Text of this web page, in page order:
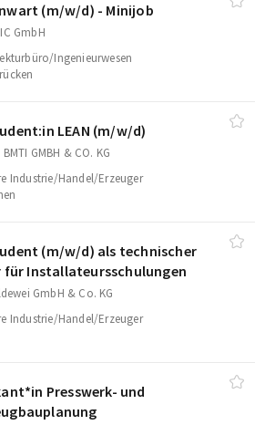
(m/​w/​d) - Minijob
GmbH
Ingenieurwesen
LEAN (m/​w/​d)
BMTI GMBH & CO. KG
Industrie/Handel/Erzeuger
(m/​w/​d) als technischer
für Installateursschulungen
GmbH & Co. KG
Industrie/Handel/Erzeuger
Presswerk- und